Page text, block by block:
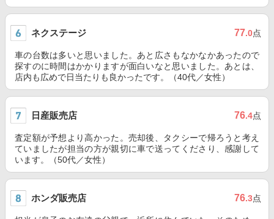
ネクステージ 77.0点
車の台数は多いと思いました。あと広さもなかなかあったので
探すのに時間はかかりますが面白いなと思いました。あとは、
店内も広めで日当たりも良かったです。（40代／女性）
日産販売店 76.4点
査定額が予想より高かった。売却後、タクシーで帰ろうと考え
ていましたが担当の方が親切に車で送ってくださり、感謝して
います。（50代／女性）
ホンダ販売店 76.3点